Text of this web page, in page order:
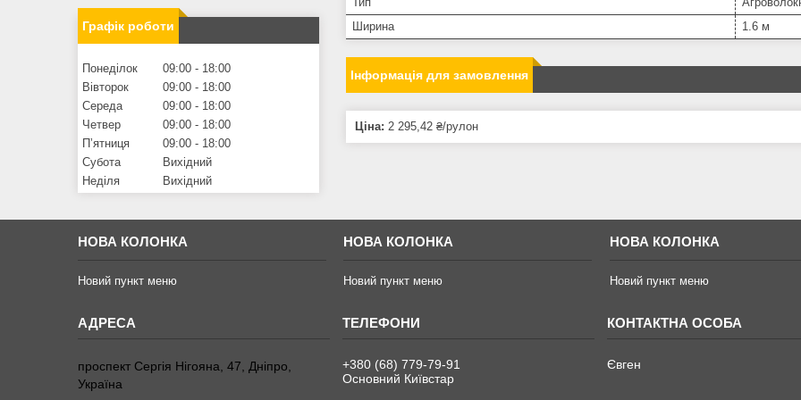
Ширина
1.6 м
Інформація для замовлення
Ціна: 2 295,42 ₴/рулон
Графік роботи
Понеділок 09:00
18:00
Вівторок
09:00
18:00
Середа
09:00
18:00
Четвер
09:00
18:00
Пʼятниця
09:00
18:00
Субота
Вихідний
Неділя
Вихідний
НОВА КОЛОНКА
Новий пункт меню
НОВА КОЛОНКА
Новий пункт меню
НОВА КОЛОНКА
Новий пункт меню
проспект Сергія Нігояна, 47, Дніпро,
Україна
+380 (68) 779-79-91
Основний Київстар
Євген